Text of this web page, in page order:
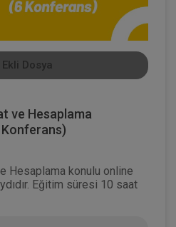
Ekli Dosya
ve Hesaplama
Hesaplama konulu online
Eğitim süresi 10 saat